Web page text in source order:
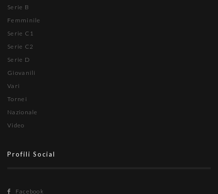
Serie B
Femminile
Serie C1
Serie C2
Serie D
Giovanili
Vari
Tornei
Nazionale
Video
Profili Social
Facebook